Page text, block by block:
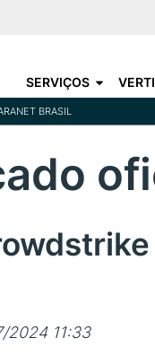
SERVIÇOS
BRASIL
2024 11:33